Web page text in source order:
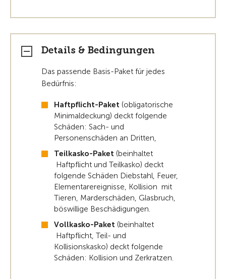
Details & Bedingungen
Das passende Basis-Paket für jedes
Bedürfnis:
Haftpflicht-Paket (obligatorische
Minimaldeckung) deckt folgende
Schäden: Sach- und
Personenschäden an Dritten,
Teilkasko-Paket (beinhaltet
Haftpflicht und Teilkasko) deckt
folgende Schäden Diebstahl, Feuer,
Elementarereignisse, Kollision mit
Tieren, Marderschäden, Glasbruch,
böswillige Beschädigungen.
Vollkasko-Paket (beinhaltet
Haftpflicht, Teil- und
Kollisionskasko) deckt folgende
Schäden: Kollision und Zerkratzen.